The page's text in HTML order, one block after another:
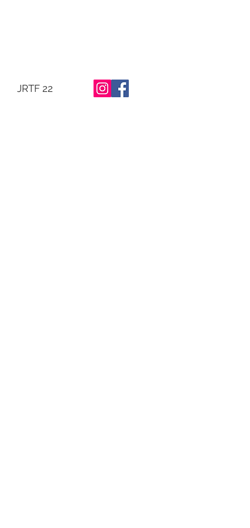
JRTF 22